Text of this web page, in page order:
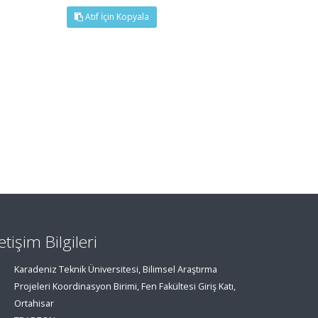
Atıf İçin Kopyala
Bilgileri
Karadeniz Teknik Üniversitesi, Bilimsel Araştırma
Projeleri Koordinasyon Birimi, Fen Fakültesi Giriş Katı,
Ortahisar